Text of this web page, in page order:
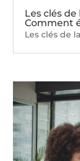
Les clés
Comment
Les clés de